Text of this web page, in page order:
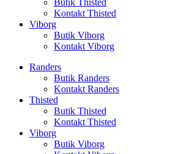
Butik Thisted
Kontakt Thisted
Viborg
Butik Viborg
Kontakt Viborg
Randers
Butik Randers
Kontakt Randers
Thisted
Butik Thisted
Kontakt Thisted
Viborg
Butik Viborg